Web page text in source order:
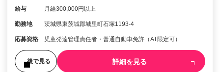
給与 月給300,000円以上
勤務地 茨城県東茨城郡城里町石塚1193-4
応募資格 児童発達管理責任者・普通自動車免許（AT限定可）
後で見る 詳細を見る